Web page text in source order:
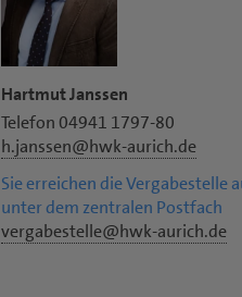
Hartmut Janssen
Telefon 04941 1797-80
h.janssen@hwk-aurich.de
Sie erreichen die Vergabestelle
unter dem zentralen Postfach
vergabestelle@hwk-aurich.de